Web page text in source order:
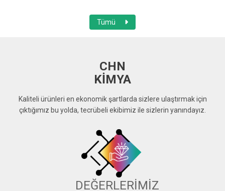
Tümü
CHN
KİMYA
Kaliteli ürünleri en ekonomik şartlarda sizlere ulaştırmak için
çıktığımız bu yolda, tecrübeli ekibimiz ile sizlerin yanındayız.
DEĞERLERİMİZ